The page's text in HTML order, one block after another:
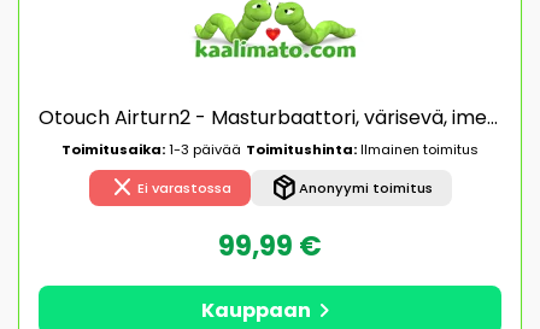
Otouch Airturn2 - Masturbaattori, värisevä, imevä, lämpötoiminnolla, ladattava, silikoninen
Toimitusaika:1-3 päivää Toimitushinta:Ilmainen toimitus
close Ei varastossa package_2Anonyymi toimitus
99,99 €
Kauppaan chevron_right